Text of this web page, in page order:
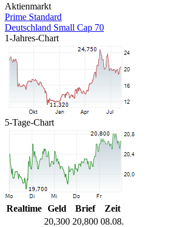
Aktienmarkt
Prime Standard
Deutschland Small Cap 70
1-Jahres-Chart
5-Tage-Chart
Realtime Geld Brief
Zeit
20,300 20,800 08.08.